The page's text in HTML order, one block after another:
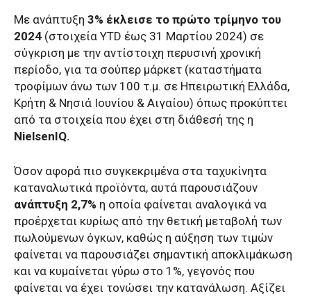
Με ανάπτυξη 3% έκλεισε το πρώτο τρίμηνο του
2024 (στοιχεία YTD έως 31 Μαρτίου 2024) σε
σύγκριση με την αντίστοιχη περυσινή χρονική
περίοδο, για τα σούπερ μάρκετ (καταστήματα
τροφίμων άνω των 100 τ.μ. σε Ηπειρωτική Ελλάδα,
Κρήτη & Νησιά Ιουνίου & Αιγαίου) όπως προκύπτει
από τα στοιχεία που έχει στη διάθεσή της η
NielsenIQ.
Όσον αφορά πιο συγκεκριμένα στα ταχυκίνητα
καταναλωτικά προϊόντα, αυτά παρουσιάζουν
ανάπτυξη 2,7% η οποία φαίνεται αναλογικά να
προέρχεται κυρίως από την θετική μεταβολή των
πωλούμενων όγκων, καθώς η αύξηση των τιμών
φαίνεται να παρουσιάζει σημαντική αποκλιμάκωση
και να κυμαίνεται γύρω στο 1%, γεγονός που
φαίνεται να έχει τονώσει την κατανάλωση. Αξίζει